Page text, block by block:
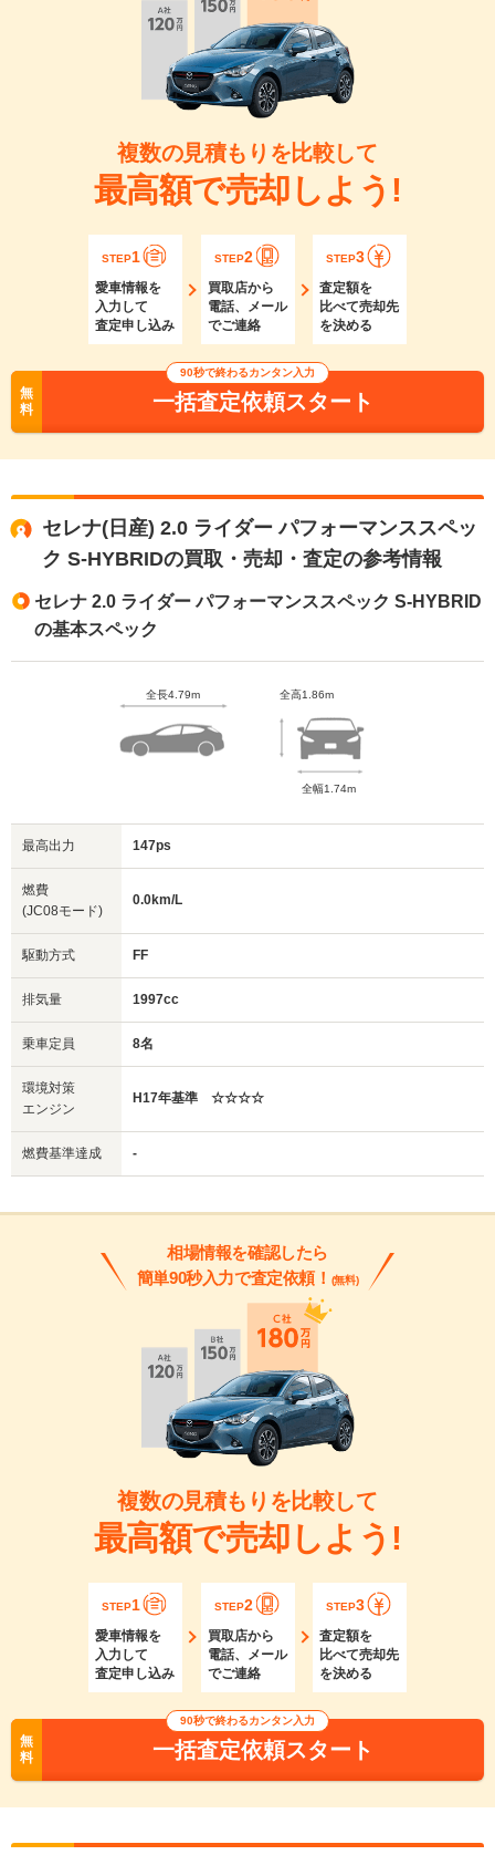
複数の見積もりを比較して
最高額で売却しよう!
STEP1
愛車情報を
入力して
査定申し込み
STEP2
買取店から
電話、メール
でご連絡
STEP3
査定額を
比べて売却先
を決める
無
料
90秒で終わるカンタン入力
一括査定依頼スタート
セレナ(日産) 2.0 ライダー パフォーマンススペッ
ク S-HYBRIDの買取・売却・査定の参考情報
セレナ 2.0 ライダー パフォーマンススペック S-HYBRID
の基本スペック
全長4.79m 全高1.86m
全幅1.74m
最高出力 147ps
燃費
(JC08モード)
0.0km/L
駆動方式 FF
排気量 1997cc
乗車定員 8名
環境対策
エンジン
H17年基準 ☆☆☆☆
燃費基準達成 -
相場情報を確認したら
簡単90秒入力で査定依頼！ (無料)
複数の見積もりを比較して
最高額で売却しよう!
STEP1
愛車情報を
入力して
査定申し込み
STEP2
買取店から
電話、メール
でご連絡
STEP3
査定額を
比べて売却先
を決める
無
料
90秒で終わるカンタン入力
一括査定依頼スタート